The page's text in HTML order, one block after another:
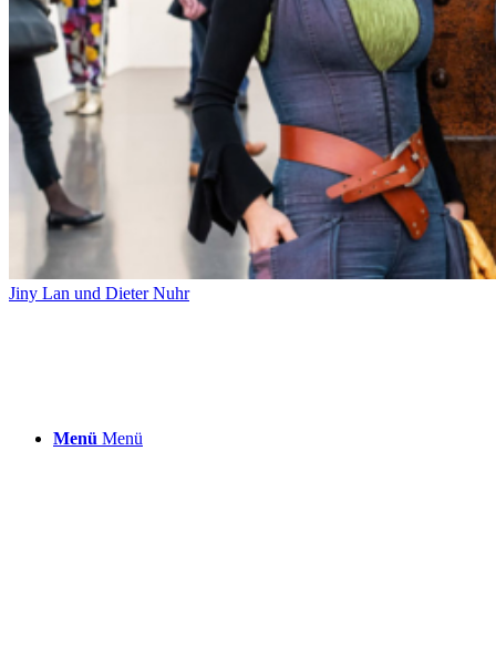
NEWS-ARCHIV
Menü Menü
Jiny Lan und Dieter Nuhr